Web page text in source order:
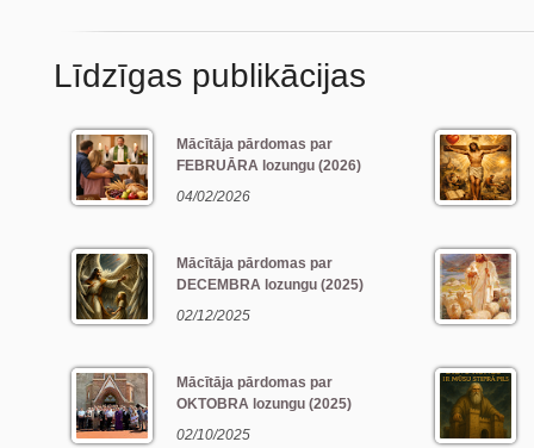
Līdzīgas publikācijas
Mācītāja pārdomas par
FEBRUĀRA lozungu (2026)
04/02/2026
Mācītāja pārdomas par
DECEMBRA lozungu (2025)
02/12/2025
Mācītāja pārdomas par
OKTOBRA lozungu (2025)
02/10/2025